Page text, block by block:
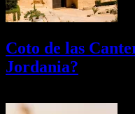
Coto de las
Jordania?